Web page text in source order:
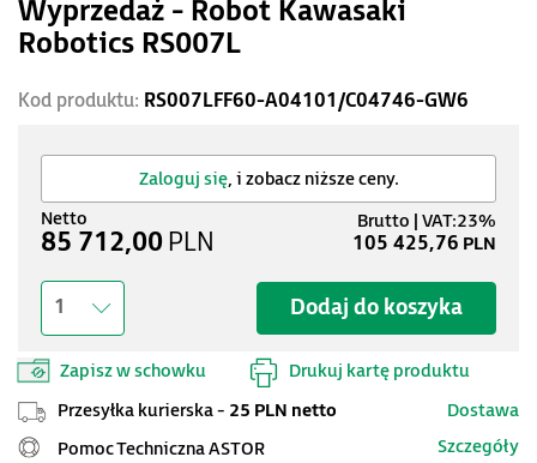
Wyprzedaż - Robot Kawasaki
Robotics RS007L
Kod produktu: RS007LFF60-A04101/C04746-GW6
Zaloguj się, i zobacz niższe ceny.
Dodaj do koszyka
1
Zapisz w schowku Drukuj kartę produktu
85 712,00 PLN 105 425,76 PLN
Przesyłka kurierska - 25 PLN netto
Dostawa
Pomoc Techniczna ASTOR
Szczegóły